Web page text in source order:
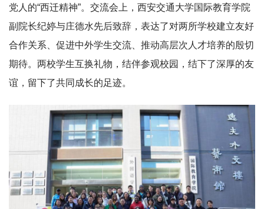
党人的“西迁精神”。交流会上，西安交通大学国际教育学院
副院长纪婷与庄德水先后致辞，表达了对两所学校建立友好
合作关系、促进中外学生交流、推动高层次人才培养的殷切
期待。两校学生互换礼物，结伴参观校园，结下了深厚的友
谊，留下了共同成长的足迹。